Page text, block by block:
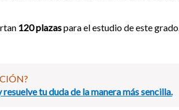
120 plazaspara el estudio de este grado.
tu duda de la manera más sencilla.